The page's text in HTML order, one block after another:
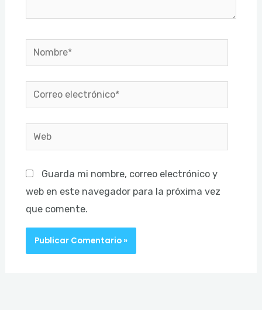
Nombre*
Correo
electrónico*
Web
Guarda mi nombre, correo electrónico y
web en este navegador para la próxima vez
que comente.